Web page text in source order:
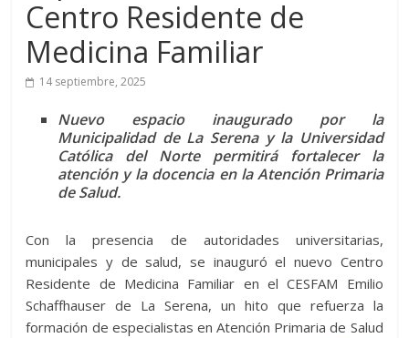
Centro Residente de
Medicina Familiar
14 septiembre, 2025
Nuevo espacio inaugurado por la
Municipalidad de La Serena y la Universidad
Católica del Norte permitirá fortalecer la
atención y la docencia en la Atención Primaria
de Salud.
Con la presencia de autoridades universitarias,
municipales y de salud, se inauguró el nuevo Centro
Residente de Medicina Familiar en el CESFAM Emilio
Schaffhauser de La Serena, un hito que refuerza la
formación de especialistas en Atención Primaria de Salud